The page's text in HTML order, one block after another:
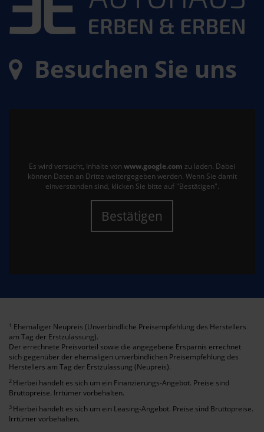
Besuchen Sie uns
Es wird versucht, Inhalte von www.google.com zu laden. Dabei
können Daten an Dritte weitergegeben werden. Wenn Sie damit
einverstanden sind, klicken Sie bitte auf "Bestätigen".
Bestätigen
1 Ehemaliger Neupreis (Unverbindliche Preisempfehlung des Herstellers
am Tag der Erstzulassung).
Der errechnete Preisvorteil sowie die angegebene Ersparnis errechnet
sich gegenüber der ehemaligen unverbindlichen Preisempfehlung des
Herstellers am Tag der Erstzulassung (Neupreis).
2 Hierbei handelt es sich um ein Finanzierungs-Angebot. Preise sind
Bruttopreise. Irrtümer vorbehalten.
3 Hierbei handelt es sich um ein Leasing-Angebot. Preise sind Bruttopreise.
Irrtümer vorbehalten.